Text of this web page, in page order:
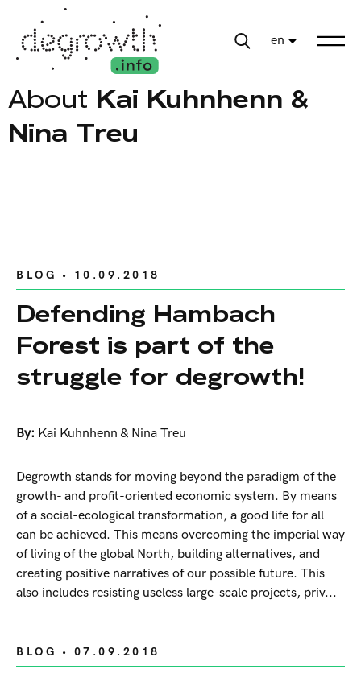
en
About Kai Kuhnhenn &
Nina Treu
BLOG • 10.09.2018
Defending Hambach
Forest is part of the
struggle for degrowth!
By: Kai Kuhnhenn & Nina Treu
Degrowth stands for moving beyond the paradigm of the
growth- and profit-oriented economic system. By means
of a social-ecological transformation, a good life for all
can be achieved. This means overcoming the imperial way
of living of the global North, building alternatives, and
creating positive narratives of our possible future. This
also includes resisting useless large-scale projects, priv...
BLOG • 07.09.2018